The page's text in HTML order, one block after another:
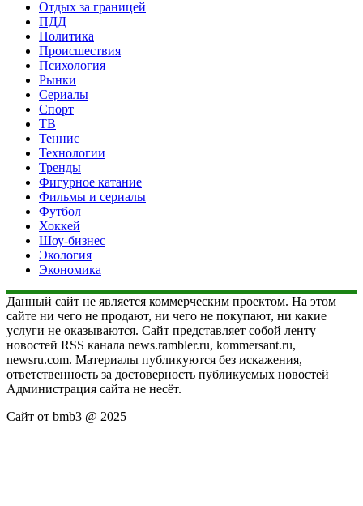
Отдых за границей
ПДД
Политика
Происшествия
Психология
Рынки
Сериалы
Спорт
ТВ
Теннис
Технологии
Тренды
Фигурное катание
Фильмы и сериалы
Футбол
Хоккей
Шоу-бизнес
Экология
Экономика
Данный сайт не является коммерческим проектом. На этом
сайте ни чего не продают, ни чего не покупают, ни какие
услуги не оказываются. Сайт представляет собой ленту
новостей RSS канала news.rambler.ru, kommersant.ru,
newsru.com. Материалы публикуются без искажения,
ответственность за достоверность публикуемых новостей
Администрация сайта не несёт.
Сайт от bmb3 @ 2025